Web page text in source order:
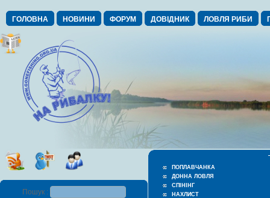
ГОЛОВНА НОВИНИ ФОРУМ ДОВІДНИК ЛОВЛЯ РИБИ
ПОПЛАВЧАНКА
ДОННА ЛОВЛЯ
СПІНІНГ
НАХЛИСТ
Пошук :